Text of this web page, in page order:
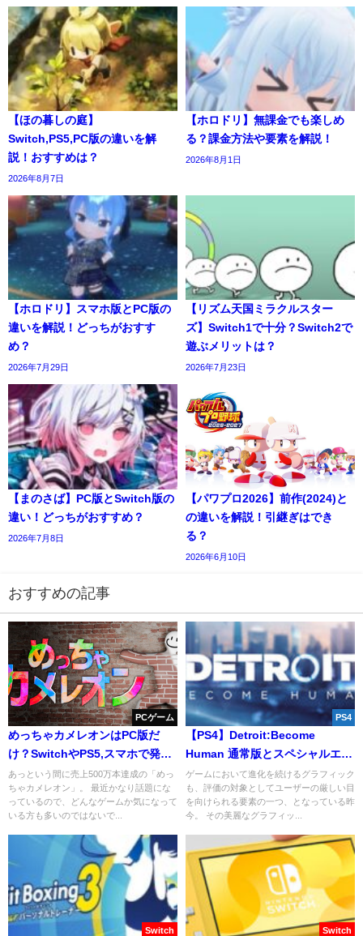
【ほの暮しの庭】
Switch,PS5,PC版の違いを解
説！おすすめは？
2026年8月7日
【ホロドリ】無課金でも楽しめ
る？課金方法や要素を解説！
2026年8月1日
【ホロドリ】スマホ版とPC版の
違いを解説！どっちがおすす
め？
2026年7月29日
【リズム天国ミラクルスター
ズ】Switch1で十分？Switch2で
遊ぶメリットは？
2026年7月23日
【まのさば】PC版とSwitch版の
違い！どっちがおすすめ？
2026年7月8日
【パワプロ2026】前作(2024)と
の違いを解説！引継ぎはでき
る？
2026年6月10日
おすすめの記事
PCゲーム
めっちゃカメレオンはPC版だ
け？SwitchやPS5,スマホで発売
される可能性は？
あっという間に売上500万本達成の「めっ
ちゃカメレオン」。 最近かなり話題にな
っているので、どんなゲームか気になって
いる方も多いのではないで...
PS4
【PS4】Detroit:Become
Human 通常版とスペシャルエデ
ィションの違いを解説！
ゲームにおいて進化を続けるグラフィック
も、評価の対象としてユーザーの厳しい目
を向けられる要素の一つ、となっている昨
今。 その美麗なグラフィッ...
Switch Switch